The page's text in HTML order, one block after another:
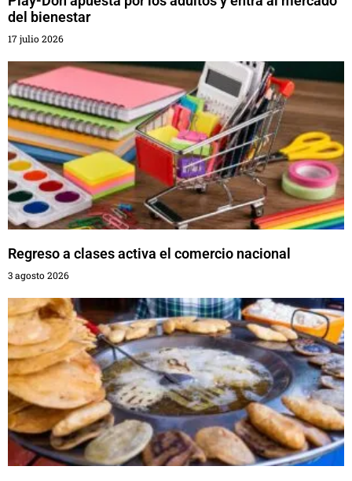
del bienestar
17 julio 2026
Regreso a clases activa el comercio nacional
3 agosto 2026